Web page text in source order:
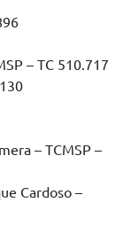
– TC 510.717
– TCMSP –
Cardoso –